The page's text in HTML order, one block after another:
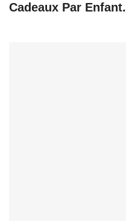
Cadeaux Par Enfant.